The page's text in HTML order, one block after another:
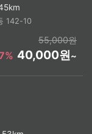
142-10
55,000원
40,000원~